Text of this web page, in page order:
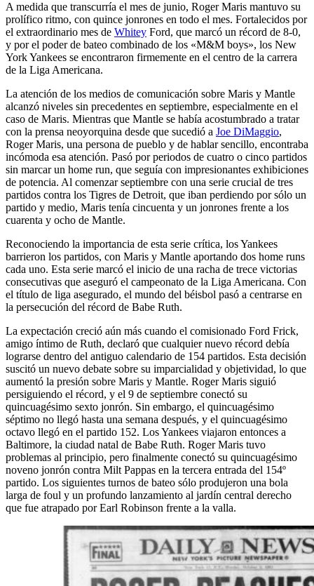
A medida que transcurría el mes de junio, Roger Maris mantuvo su
prolífico ritmo, con quince jonrones en todo el mes. Fortalecidos por
el extraordinario mes de Whitey Ford, que marcó un récord de 8-0,
y por el poder de bateo combinado de los «M&M boys», los New
York Yankees se encontraron firmemente en el centro de la carrera
de la Liga Americana.
La atención de los medios de comunicación sobre Maris y Mantle
alcanzó niveles sin precedentes en septiembre, especialmente en el
caso de Maris. Mientras que Mantle se había acostumbrado a tratar
con la prensa neoyorquina desde que sucedió a Joe DiMaggio,
Roger Maris, una persona de pueblo y de hablar sencillo, encontraba
incómoda esa atención. Pasó por periodos de cuatro o cinco partidos
sin marcar un home run, que seguía con impresionantes exhibiciones
de potencia. Al comenzar septiembre con una serie crucial de tres
partidos contra los Tigres de Detroit, que iban perdiendo por sólo un
partido y medio, Maris tenía cincuenta y un jonrones frente a los
cuarenta y ocho de Mantle.
Reconociendo la importancia de esta serie crítica, los Yankees
barrieron los partidos, con Maris y Mantle aportando dos home runs
cada uno. Esta serie marcó el inicio de una racha de trece victorias
consecutivas que aseguró el campeonato de la Liga Americana. Con
el título de liga asegurado, el mundo del béisbol pasó a centrarse en
la persecución del récord de Babe Ruth.
La expectación creció aún más cuando el comisionado Ford Frick,
amigo íntimo de Ruth, declaró que cualquier nuevo récord debía
lograrse dentro del antiguo calendario de 154 partidos. Esta decisión
suscitó un nuevo debate sobre su imparcialidad y objetividad, lo que
aumentó la presión sobre Maris y Mantle. Roger Maris siguió
persiguiendo el récord, y el 9 de septiembre conectó su
quincuagésimo sexto jonrón. Sin embargo, el quincuagésimo
séptimo no llegó hasta una semana después, y el quincuagésimo
octavo llegó en el partido 152. Los Yankees viajaron entonces a
Baltimore, la ciudad natal de Babe Ruth. Roger Maris tuvo
problemas al principio, pero finalmente conectó su quincuagésimo
noveno jonrón contra Milt Pappas en la tercera entrada del 154º
partido. Los siguientes turnos de bateo sólo produjeron una bola
larga de foul y un profundo lanzamiento al jardín central derecho
que fue atrapado por Earl Robinson frente a la valla.